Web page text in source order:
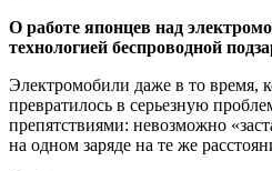
О работе японцев над
технологией беспроводной
Электромобили даже в то время,
превратилось в серьезную
препятствиями: невозможно
на одном заряде на те же